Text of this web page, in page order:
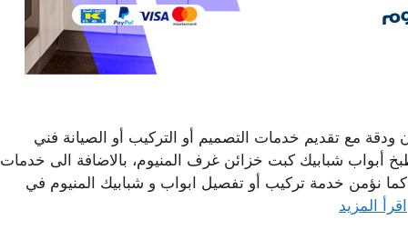
ودقة مع تقديم خدمات التصميم أو التركيب أو الصيانة فني
أبواب شبابيك كبت خزائن غرف المنيوم، بالاضافة الى خدمات
كما نؤمن خدمة تركيب أو تفصيل ابواب و شبابيك المنيوم في
اقرأ المزيد